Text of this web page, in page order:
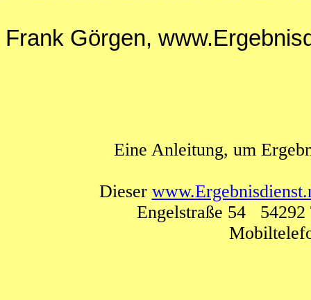
Frank Görgen,
Eine Anleitung, um
Dieser
Engelstraße 54